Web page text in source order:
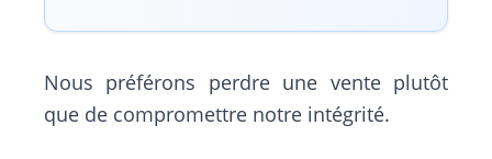
Nous préférons perdre une vente plutôt
que de compromettre notre intégrité.